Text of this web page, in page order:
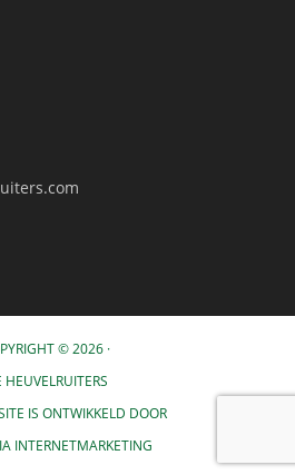
© 2026 ·
HEUVELRUITERS
IS ONTWIKKELD DOOR
INTERNETMARKETING